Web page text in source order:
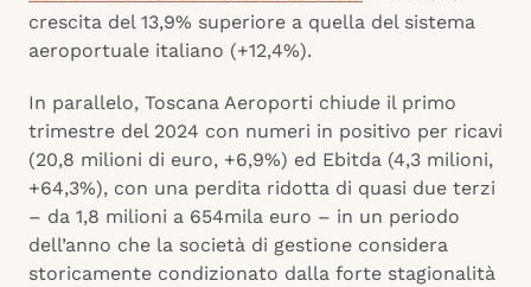
crescita del 13,9% superiore a quella del sistema
aeroportuale italiano (+12,4%).
In parallelo, Toscana Aeroporti chiude il primo
trimestre del 2024 con numeri in positivo per ricavi
(20,8 milioni di euro, +6,9%) ed Ebitda (4,3 milioni,
+64,3%), con una perdita ridotta di quasi due terzi
– da 1,8 milioni a 654mila euro – in un periodo
dell’anno che la società di gestione considera
storicamente condizionato dalla forte stagionalità